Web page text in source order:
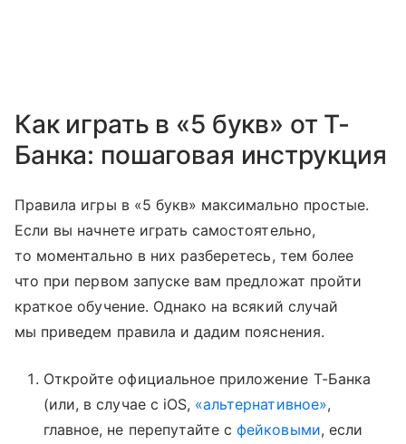
Как играть в «5 букв» от Т-
Банка: пошаговая инструкция
Правила игры в «5 букв» максимально простые.
Если вы начнете играть самостоятельно,
то моментально в них разберетесь, тем более
что при первом запуске вам предложат пройти
краткое обучение. Однако на всякий случай
мы приведем правила и дадим пояснения.
Откройте официальное приложение Т-Банка
(или, в случае с iOS, «альтернативное»,
главное, не перепутайте сфейковыми, если